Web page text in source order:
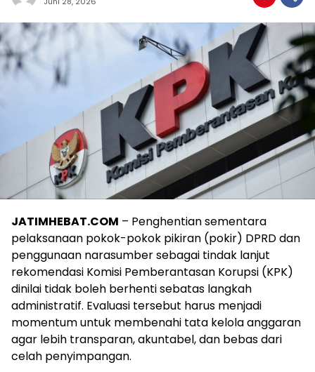
JATIMHEBAT.COM – Penghentian sementara
pelaksanaan pokok-pokok pikiran (pokir) DPRD dan
penggunaan narasumber sebagai tindak lanjut
rekomendasi Komisi Pemberantasan Korupsi (KPK)
dinilai tidak boleh berhenti sebatas langkah
administratif. Evaluasi tersebut harus menjadi
momentum untuk membenahi tata kelola anggaran
agar lebih transparan, akuntabel, dan bebas dari
celah penyimpangan.